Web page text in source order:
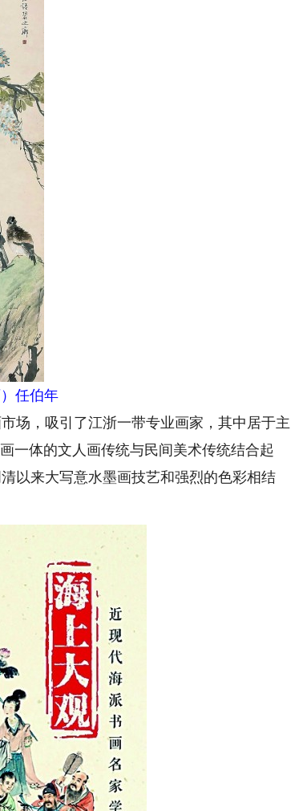
任伯年
，吸引了江浙一带专业画家，其中居于主
一体的文人画传统与民间美术传统结合起
以来大写意水墨画技艺和强烈的色彩相结